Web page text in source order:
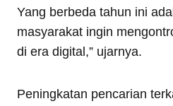
Yang berbeda tahun ini
masyarakat ingin
di era digital,” ujarnya.
Peningkatan pencarian